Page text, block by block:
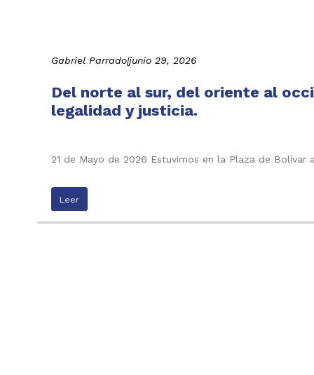
Gabriel Parrado|junio 29, 2026
Del norte al sur, del oriente al
legalidad y justicia.
21 de Mayo de 2026 Estuvimos en la Plaza de
Leer